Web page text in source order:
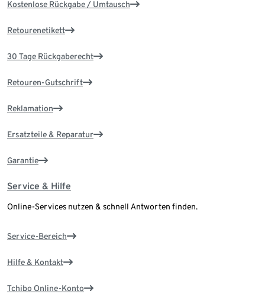
Kostenlose Rückgabe / Umtausch
Retourenetikett
30 Tage Rückgaberecht
Retouren-Gutschrift
Reklamation
Ersatzteile & Reparatur
Garantie
Service & Hilfe
Online-Services nutzen & schnell Antworten finden.
Service-Bereich
Hilfe & Kontakt
Tchibo Online-Konto